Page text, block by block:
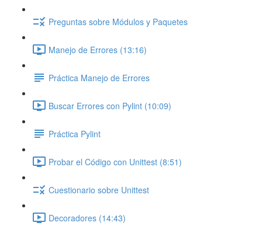
Preguntas sobre Módulos y Paquetes
Manejo de Errores (13:16)
Práctica Manejo de Errores
Buscar Errores con Pylint (10:09)
Práctica Pylint
Probar el Código con Unittest (8:51)
Cuestionario sobre Unittest
Decoradores (14:43)